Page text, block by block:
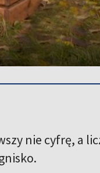
nie cyfrę, a